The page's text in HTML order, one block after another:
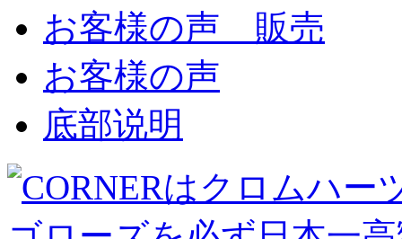
お客様の声 販売
お客様の声
底部说明